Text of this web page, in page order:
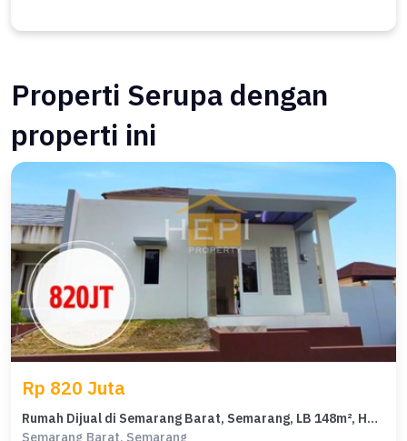
Properti Serupa dengan
properti ini
Rp 820 Juta
Rumah Dijual di Semarang Barat, Semarang, LB 148m², Harga Terbaik!
Semarang Barat, Semarang